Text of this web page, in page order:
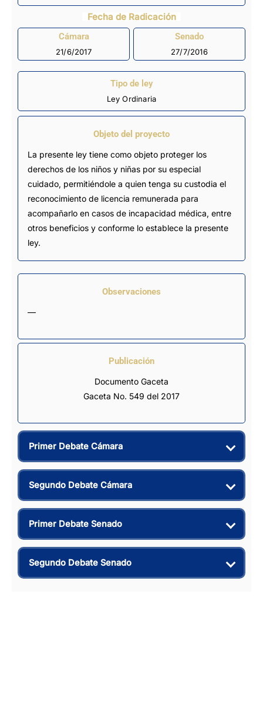
Fecha de Radicación
Cámara
21/6/2017
Senado
27/7/2016
Tipo de ley
Ley Ordinaria
Objeto del proyecto
La presente ley tiene como objeto proteger los
derechos de los niños y niñas por su especial
cuidado, permitiéndole a quien tenga su custodia el
reconocimiento de licencia remunerada para
acompañarlo en casos de incapacidad médica, entre
otros beneficios y conforme lo establece la presente
ley.
Observaciones
—
Publicación
Documento Gaceta
Gaceta No. 549 del 2017
Primer Debate Cámara
Segundo Debate Cámara
Primer Debate Senado
Segundo Debate Senado